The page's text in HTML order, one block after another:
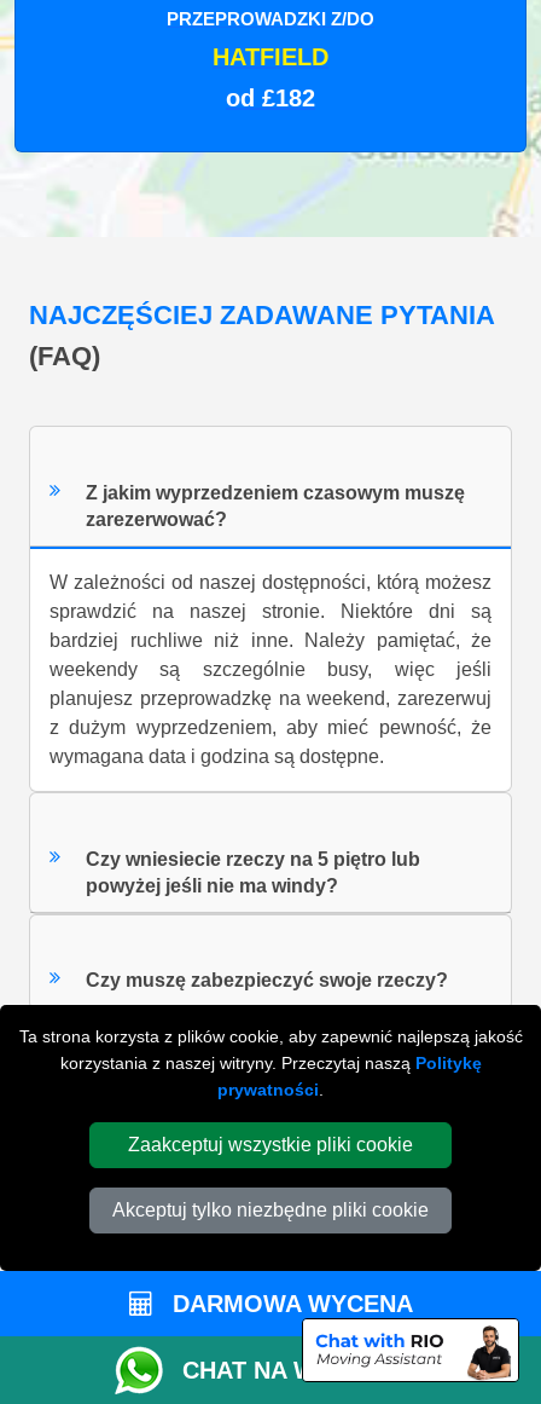
Ta strona korzysta z plików cookie, aby zapewnić najlepszą jakość
korzystania z naszej witryny. Przeczytaj naszą Politykę
prywatności
Zaakceptuj wszystkie pliki cookie
Akceptuj tylko niezbędne pliki cookie
PRZEPROWADZKI Z/DO
HATFIELD
od £182
NAJCZĘŚCIEJ ZADAWANE PYTANIA
(FAQ)
Z jakim wyprzedzeniem czasowym muszę
zarezerwować?
W zależności od naszej dostępności, którą możesz
sprawdzić na naszej stronie. Niektóre dni są
bardziej ruchliwe niż inne. Należy pamiętać, że
weekendy są szczególnie busy, więc jeśli
planujesz przeprowadzkę na weekend, zarezerwuj
z dużym wyprzedzeniem, aby mieć pewność, że
wymagana data i godzina są dostępne.
Czy wniesiecie rzeczy na 5 piętro lub
powyżej jeśli nie ma windy?
Czy muszę zabezpieczyć swoje rzeczy?
Czy na waszej stronie internetowej znajduje
się internetowy kalkulator rozmiarów Vana?
Czy mogę zapisać wyniki z internetowego
kalkulatora rozmiarów vana do
ZOBACZ WSZYSTKIE FAQ'S
DARMOWA WYCENA
CHAT NA WHATSAPP